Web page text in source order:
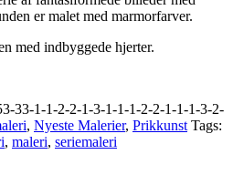
er malet med marmorfarver.
med indbyggede hjerter.
33-1-1-2-2-1-3-1-1-1-2-2-1-1-1-3-2-
, Nyeste Malerier, Prikkunst Tags:
, maleri, seriemaleri